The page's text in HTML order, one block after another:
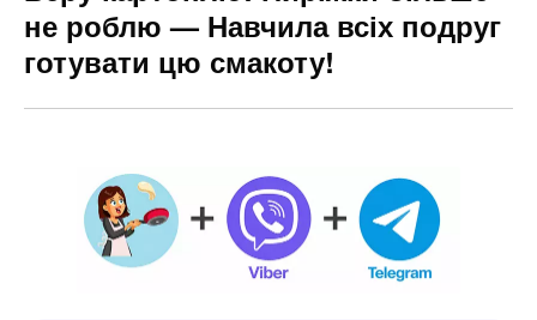
не роблю — Навчила всіх подруг
готувати цю смакоту!